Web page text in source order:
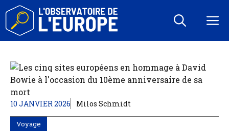
Aller
contenu
10 JANVIER 2026 Milos Schmidt
Voyage